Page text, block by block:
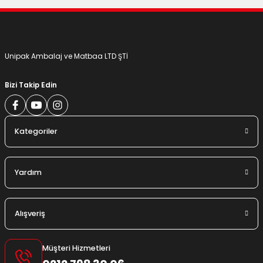
Unipak Ambalaj ve Matbaa LTD ŞTİ
Bizi Takip Edin
Kategoriler
Yardım
Alışveriş
Müşteri Hizmetleri